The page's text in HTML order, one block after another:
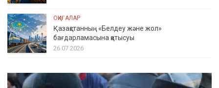
ОҚИҒАЛАР
Қазақстанның «Белдеу және жол»
бағдарламасына қатысуы
26.07.2026